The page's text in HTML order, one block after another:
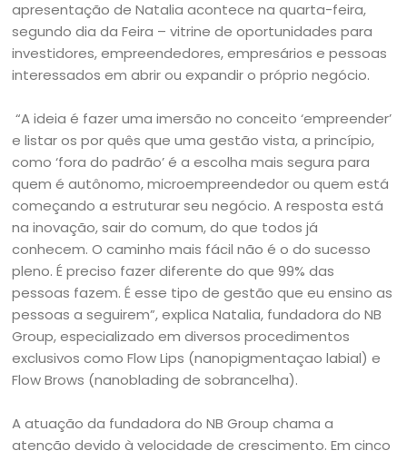
apresentação de Natalia acontece na quarta-feira,
segundo dia da Feira – vitrine de oportunidades para
investidores, empreendedores, empresários e pessoas
interessados em abrir ou expandir o próprio negócio.
“A ideia é fazer uma imersão no conceito ‘empreender’
e listar os por quês que uma gestão vista, a princípio,
como ‘fora do padrão’ é a escolha mais segura para
quem é autônomo, microempreendedor ou quem está
começando a estruturar seu negócio. A resposta está
na inovação, sair do comum, do que todos já
conhecem. O caminho mais fácil não é o do sucesso
pleno. É preciso fazer diferente do que 99% das
pessoas fazem. É esse tipo de gestão que eu ensino as
pessoas a seguirem”, explica Natalia, fundadora do NB
Group, especializado em diversos procedimentos
exclusivos como Flow Lips (nanopigmentaçao labial) e
Flow Brows (nanoblading de sobrancelha).
A atuação da fundadora do NB Group chama a
atenção devido à velocidade de crescimento. Em cinco